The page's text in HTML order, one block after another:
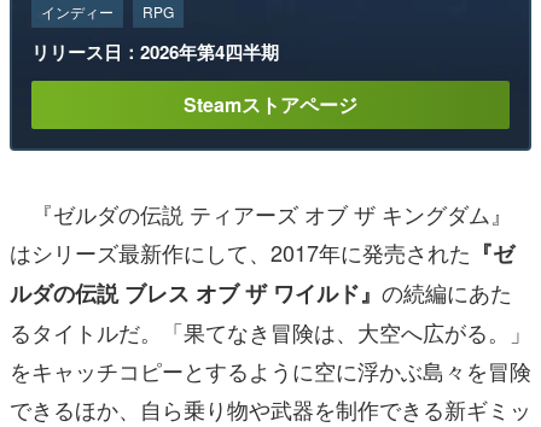
インディー RPG
リリース日：2026年第4四半期
Steamストアページ
『ゼルダの伝説 ティアーズ オブ ザ キングダム』
はシリーズ最新作にして、2017年に発売された 『ゼ
ルダの伝説 ブレス オブ ザ ワイルド』 の続編にあた
るタイトルだ。「果てなき冒険は、大空へ広がる。」
をキャッチコピーとするように空に浮かぶ島々を冒険
できるほか、自ら乗り物や武器を制作できる新ギミッ